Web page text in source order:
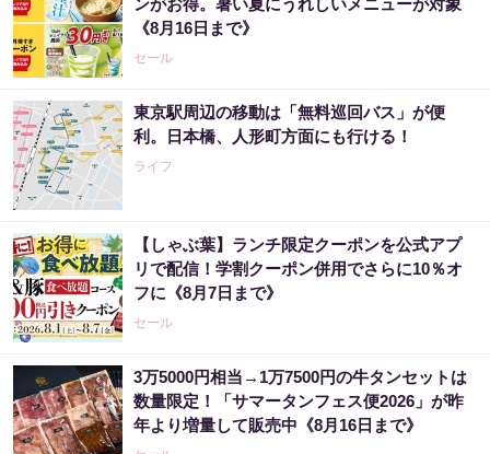
《8月16日まで》
セール
東京駅周辺の移動は「無料巡回バス」が便
利。日本橋、人形町方面にも行ける！
ライフ
【しゃぶ葉】ランチ限定クーポンを公式アプ
リで配信！学割クーポン併用でさらに10％オ
フに《8月7日まで》
セール
3万5000円相当→1万7500円の牛タンセットは
数量限定！「サマータンフェス便2026」が昨
年より増量して販売中《8月16日まで》